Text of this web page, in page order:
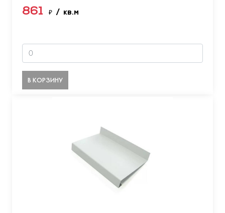
861 ₽ / кв.м
В КОРЗИНУ